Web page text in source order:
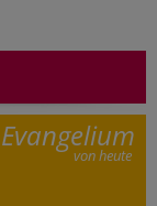
Evangelium
von heute